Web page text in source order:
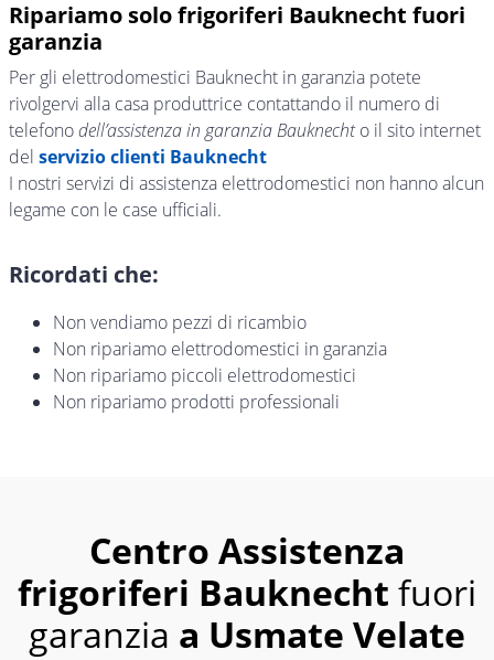
Ripariamo solo frigoriferi Bauknecht fuori
garanzia
Per gli elettrodomestici Bauknecht in garanzia potete
rivolgervi alla casa produttrice contattando il numero di
telefonodell’assistenza in garanzia Bauknechto il sito internet
del servizio clienti Bauknecht
I nostri servizi di assistenza elettrodomestici non hanno alcun
legame con le case ufficiali.
Ricordati che:
Non vendiamo pezzi di ricambio
Non ripariamo elettrodomestici in garanzia
Non ripariamo piccoli elettrodomestici
Non ripariamo prodotti professionali
Centro Assistenza
frigoriferi Bauknecht fuori
garanzia a Usmate Velate